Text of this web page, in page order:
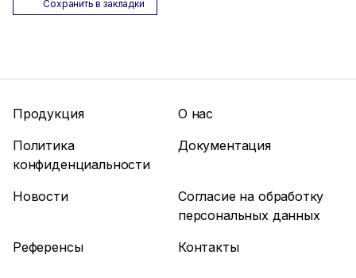
Сохранить в закладки
Продукция
О нас
Политика
конфиденциальности
Документация
Новости
Согласие на обработку
персональных данных
Референсы
Контакты